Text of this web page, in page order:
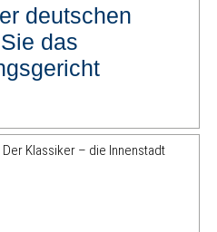
deutschen
das